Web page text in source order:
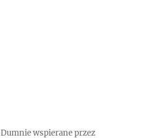
Dumnie wspierane przez